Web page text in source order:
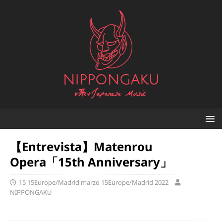
【Entrevista】Matenrou
Opera「15th Anniversary」
15 15Europe/Madrid marzo 15Europe/Madrid 2022
NIPPONGAKU